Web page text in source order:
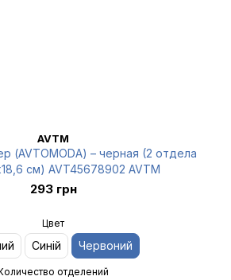
AVTM
(AVTOMODA) – черная (2 отдела
см) AVT45678902 AVTM
293 грн
Цвет
Синій Червоний
отделений